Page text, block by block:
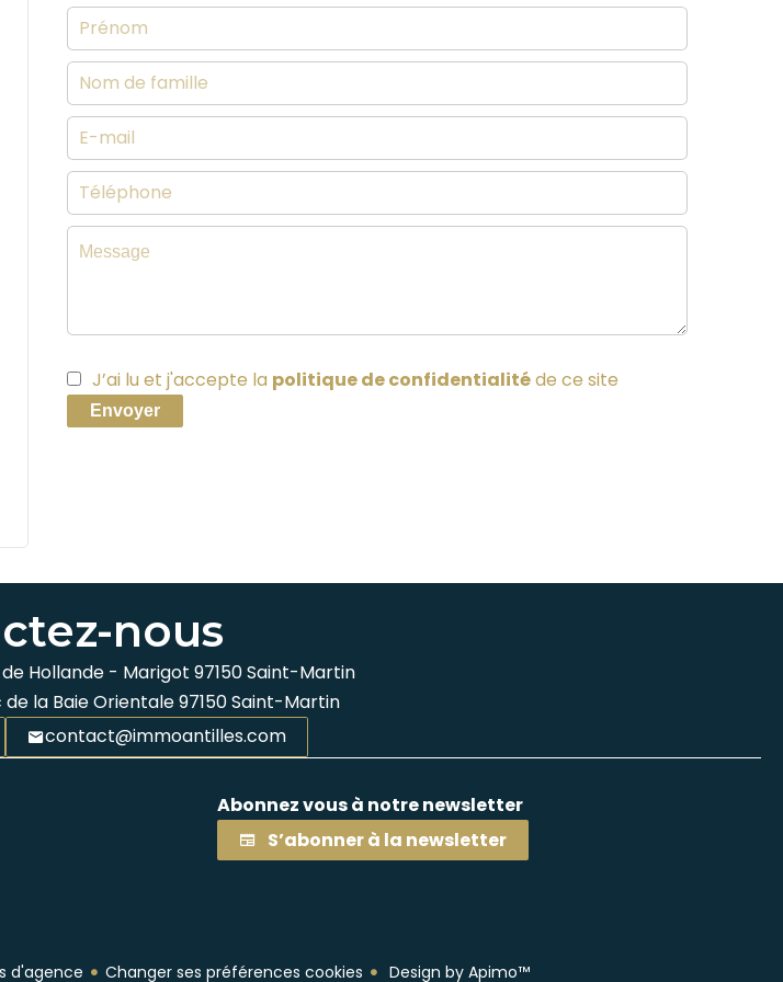
J’ai lu et j'accepte la politique de confidentialitéde ce site
Envoyer
nous
de Hollande - Marigot 97150Saint-Martin
de la Baie Orientale97150Saint-Martin
contact@immoantilles.com
Abonnez vous à notre newsletter
S’abonner à la newsletter
d'agence Changer ses préférences cookies Design by Apimo™